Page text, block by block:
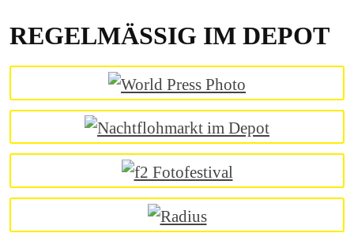
REGELMÄSSIG IM DEPOT